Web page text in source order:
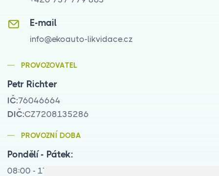
E-mail
info@ekoauto-likvidace.cz
PROVOZOVATEL
Petr Richter
IČ:76046664
DIČ:CZ7208135286
PROVOZNÍ DOBA
Pondělí - Pátek:
08:00 - 17:00